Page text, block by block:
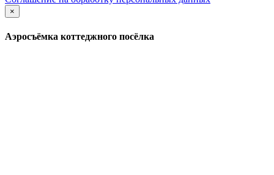
×
Аэросъёмка коттеджного посёлка